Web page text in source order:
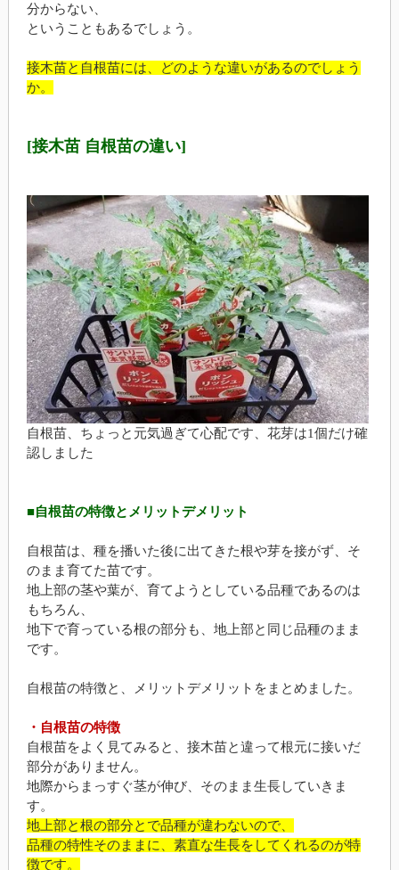
分からない、
ということもあるでしょう。
接木苗と自根苗には、どのような違いがあるのでしょう
か。
[接木苗 自根苗の違い]
自根苗、ちょっと元気過ぎて心配です、花芽は1個だけ確
認しました
■自根苗の特徴とメリットデメリット
自根苗は、種を播いた後に出てきた根や芽を接がず、そ
のまま育てた苗です。
地上部の茎や葉が、育てようとしている品種であるのは
もちろん、
地下で育っている根の部分も、地上部と同じ品種のまま
です。
自根苗の特徴と、メリットデメリットをまとめました。
・自根苗の特徴
自根苗をよく見てみると、接木苗と違って根元に接いだ
部分がありません。
地際からまっすぐ茎が伸び、そのまま生長していきま
す。
地上部と根の部分とで品種が違わないので、
品種の特性そのままに、素直な生長をしてくれるのが特
徴です。